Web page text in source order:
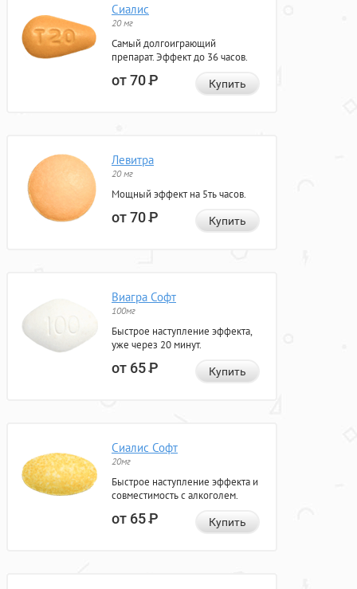
Сиалис
20 мг
Самый долгоиграющий
препарат. Эффект до 36 часов.
от 70Р Купить
Левитра
20 мг
Мощный эффект на 5ть часов.
от 70Р Купить
Виагра Софт
100мг
Быстрое наступление эффекта,
уже через 20 минут.
от 65Р Купить
Сиалис Софт
20мг
Быстрое наступление эффекта и
совместимость с алкоголем.
от 65Р Купить